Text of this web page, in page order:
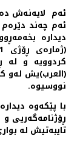
ئه‌م لایه‌نه‌ش
ئه‌م چه‌ند
دیداره‌
كردوویه و له‌
(العرب)یش له‌و
نووسیوه‌.
با پێكه‌وه‌
ڕۆژنامه‌گه‌ریی و
تایبه‌تیش له‌